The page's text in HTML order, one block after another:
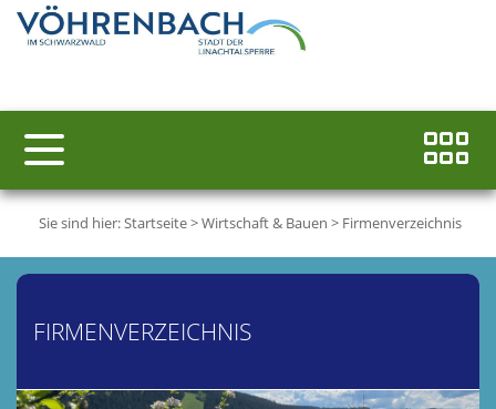
Sie sind hier:Startseite>Wirtschaft & Bauen > Firmenverzeichnis
FIRMENVERZEICHNIS